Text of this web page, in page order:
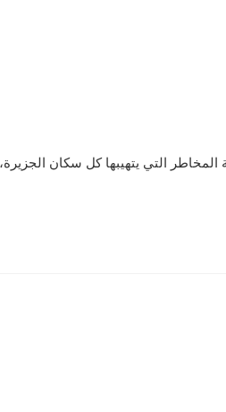
التي يتهيبها كل سكان الجزيرة،